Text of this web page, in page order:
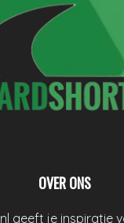
OVER ONS
geeft je inspiratie